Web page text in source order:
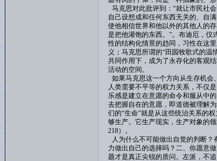
马克思对此批评到： “就让市民社
自己设想成和任何东西无关的、自
使他相信世界和他以外的其他人的
是把他灌饱的东西。”。布迪厄，仪
性的结构化情景的趋同，习性在这
义；马克思所谓的“田园牧歌式的
共同作用下，成为了永存化的客观
活动的空间。
如果马克思这一个方向从生存机会
人类需要不平等的权力关系，不仅
乐感是建立在意愿的命令和服从中
去把握自在的意愿，即道德被理解
们的“生命”就是从这些统治关系的
够生产。它生产现实，生产对象的
218）。
人为什么不可能做出自觉的判断？
力做出自己的选择吗？二、你愿意
题才是真正尖锐的质问。左派，不